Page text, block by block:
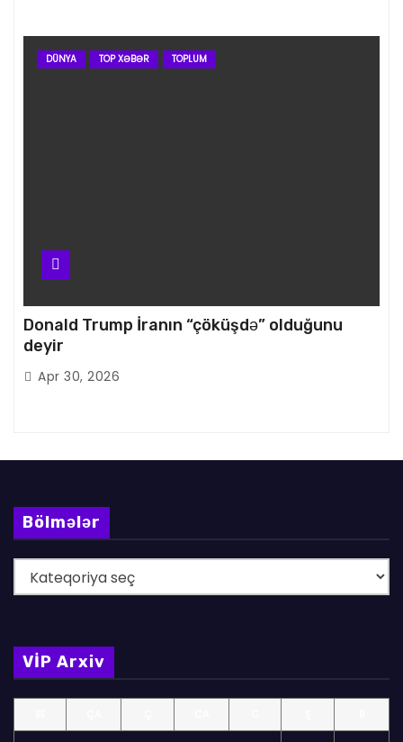
DÜNYA TOP XƏBƏR TOPLUM
Donald Trump İranın “çöküşdə” olduğunu
deyir
Apr 30, 2026
Bölmələr
ö
m
l
VİP Arxiv